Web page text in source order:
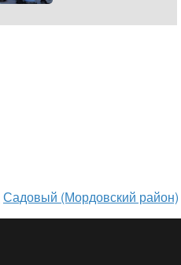
Садовый (Мордовский район)